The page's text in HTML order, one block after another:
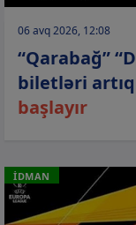
06 avq 2026, 12:08
“Qarabağ”
biletləri artıq
başlayır
İDMAN